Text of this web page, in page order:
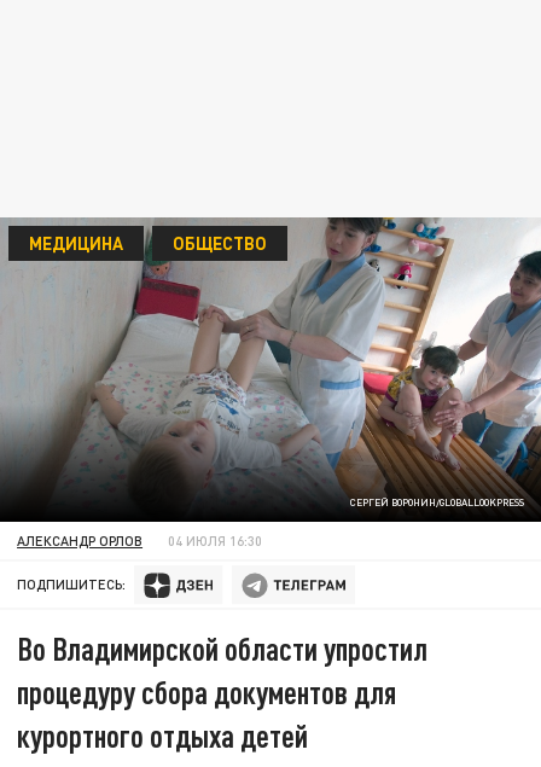
СЕРГЕЙ ВОРОНИН/GLOBALLOOKPRESS
МЕДИЦИНА ОБЩЕСТВО
АЛЕКСАНДР ОРЛОВ 04 ИЮЛЯ 16:30
ПОДПИШИТЕСЬ:
Во Владимирской области упростил
процедуру сбора документов для
курортного отдыха детей